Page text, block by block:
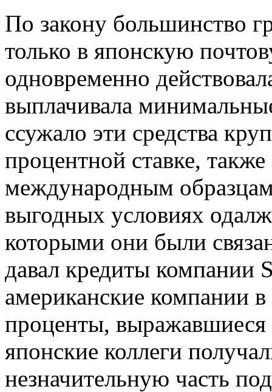
По закону большинство
только в японскую
одновременно
выплачивала
ссужало эти средства
процентной ставке,
международным
выгодных условиях
которыми они были
давал кредиты компании
американские компании
проценты,
японские коллеги
незначительную часть